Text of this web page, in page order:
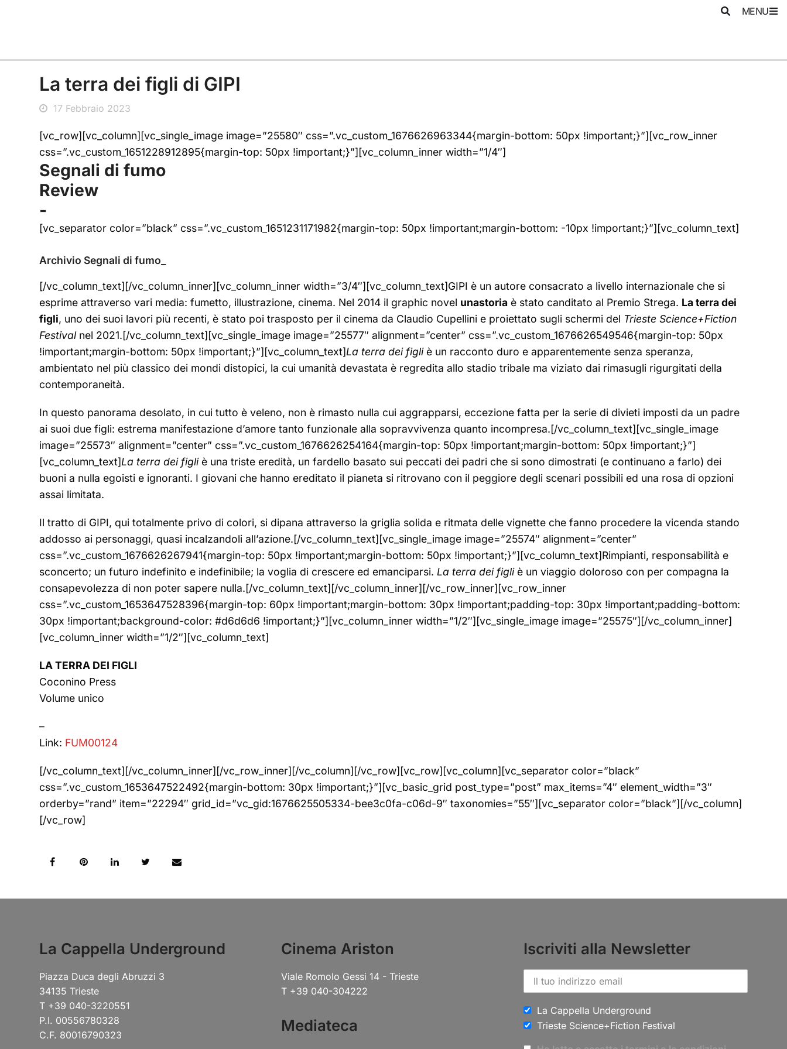
MENU
La terra dei figli di GIPI
17 Febbraio 2023
[vc_row][vc_column][vc_single_image image=”25580″ css=”.vc_custom_1676626963344{margin-bottom: 50px !important;}”][vc_row_inner
css=”.vc_custom_1651228912895{margin-top: 50px !important;}”][vc_column_inner width=”1/4″]
Segnali di fumo
Review
-
[vc_separator color=”black” css=”.vc_custom_1651231171982{margin-top: 50px !important;margin-bottom: -10px !important;}”][vc_column_text]
Archivio Segnali di fumo_
[/vc_column_text][/vc_column_inner][vc_column_inner width=”3/4″][vc_column_text]GIPI è un autore consacrato a livello internazionale che si
esprime attraverso vari media: fumetto, illustrazione, cinema. Nel 2014 il graphic novel unastoria è stato canditato al Premio Strega. La terra dei
figli, uno dei suoi lavori più recenti, è stato poi trasposto per il cinema da Claudio Cupellini e proiettato sugli schermi del Trieste Science+Fiction
Festival nel 2021.[/vc_column_text][vc_single_image image=”25577″ alignment=”center” css=”.vc_custom_1676626549546{margin-top: 50px
!important;margin-bottom: 50px !important;}”][vc_column_text]La terra dei figliè un racconto duro e apparentemente senza speranza,
ambientato nel più classico dei mondi distopici, la cui umanità devastata è regredita allo stadio tribale ma viziato dai rimasugli rigurgitati della
contemporaneità.
In questo panorama desolato, in cui tutto è veleno, non è rimasto nulla cui aggrapparsi, eccezione fatta per la serie di divieti imposti da un padre
ai suoi due figli: estrema manifestazione d’amore tanto funzionale alla sopravvivenza quanto incompresa.[/vc_column_text][vc_single_image
image=”25573″ alignment=”center” css=”.vc_custom_1676626254164{margin-top: 50px !important;margin-bottom: 50px !important;}”]
[vc_column_text]La terra dei figliè una triste eredità, un fardello basato sui peccati dei padri che si sono dimostrati (e continuano a farlo) dei
buoni a nulla egoisti e ignoranti. I giovani che hanno ereditato il pianeta si ritrovano con il peggiore degli scenari possibili ed una rosa di opzioni
assai limitata.
Il tratto di GIPI, qui totalmente privo di colori, si dipana attraverso la griglia solida e ritmata delle vignette che fanno procedere la vicenda stando
addosso ai personaggi, quasi incalzandoli all’azione.[/vc_column_text][vc_single_image image=”25574″ alignment=”center”
css=”.vc_custom_1676626267941{margin-top: 50px !important;margin-bottom: 50px !important;}”][vc_column_text]Rimpianti, responsabilità e
sconcerto; un futuro indefinito e indefinibile; la voglia di crescere ed emanciparsi. La terra dei figliè un viaggio doloroso con per compagna la
consapevolezza di non poter sapere nulla.[/vc_column_text][/vc_column_inner][/vc_row_inner][vc_row_inner
css=”.vc_custom_1653647528396{margin-top: 60px !important;margin-bottom: 30px !important;padding-top: 30px !important;padding-bottom:
30px !important;background-color: #d6d6d6 !important;}”][vc_column_inner width=”1/2″][vc_single_image image=”25575″][/vc_column_inner]
[vc_column_inner width=”1/2″][vc_column_text]
LA TERRA DEI FIGLI
Coconino Press
Volume unico
–
Link: FUM00124
[/vc_column_text][/vc_column_inner][/vc_row_inner][/vc_column][/vc_row][vc_row][vc_column][vc_separator color=”black”
css=”.vc_custom_1653647522492{margin-bottom: 30px !important;}”][vc_basic_grid post_type=”post” max_items=”4″ element_width=”3″
orderby=”rand” item=”22294″ grid_id=”vc_gid:1676625505334-bee3c0fa-c06d-9″ taxonomies=”55″][vc_separator color=”black”][/vc_column]
[/vc_row]
La Cappella Underground
Piazza Duca degli Abruzzi 3
34135 Trieste
T +39 040-3220551
P.I. 00556780328
C.F. 80016790323
Cinema Ariston
Viale Romolo Gessi 14 - Trieste
T +39 040-304222
Mediateca
Iscriviti alla Newsletter
La Cappella Underground
Trieste Science+Fiction Festival